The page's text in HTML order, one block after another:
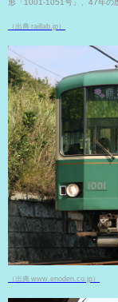
（出典 raillab.jp）
（出典 www.enoden.co.jp）